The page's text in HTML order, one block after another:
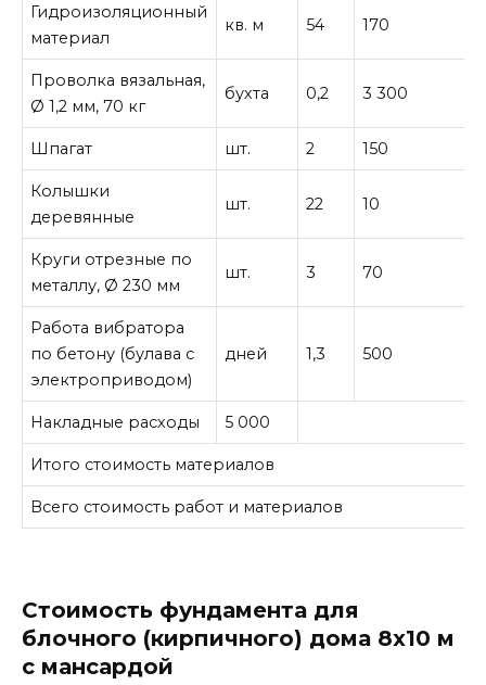
Гидроизоляционный
материал
кв. м 54 170
Проволка вязальная,
Ø 1,2 мм, 70 кг
бухта 0,2 3 300
Шпагат шт. 2 150
Колышки
деревянные
шт. 22 10
Круги отрезные по
металлу, Ø 230 мм
шт. 3 70
Работа вибратора
по бетону (булава с
электроприводом)
дней 1,3 500
Накладные расходы 5 000
Итого стоимость материалов
Всего стоимость работ и материалов
Стоимость фундамента для
блочного (кирпичного) дома 8х10 м
с мансардой